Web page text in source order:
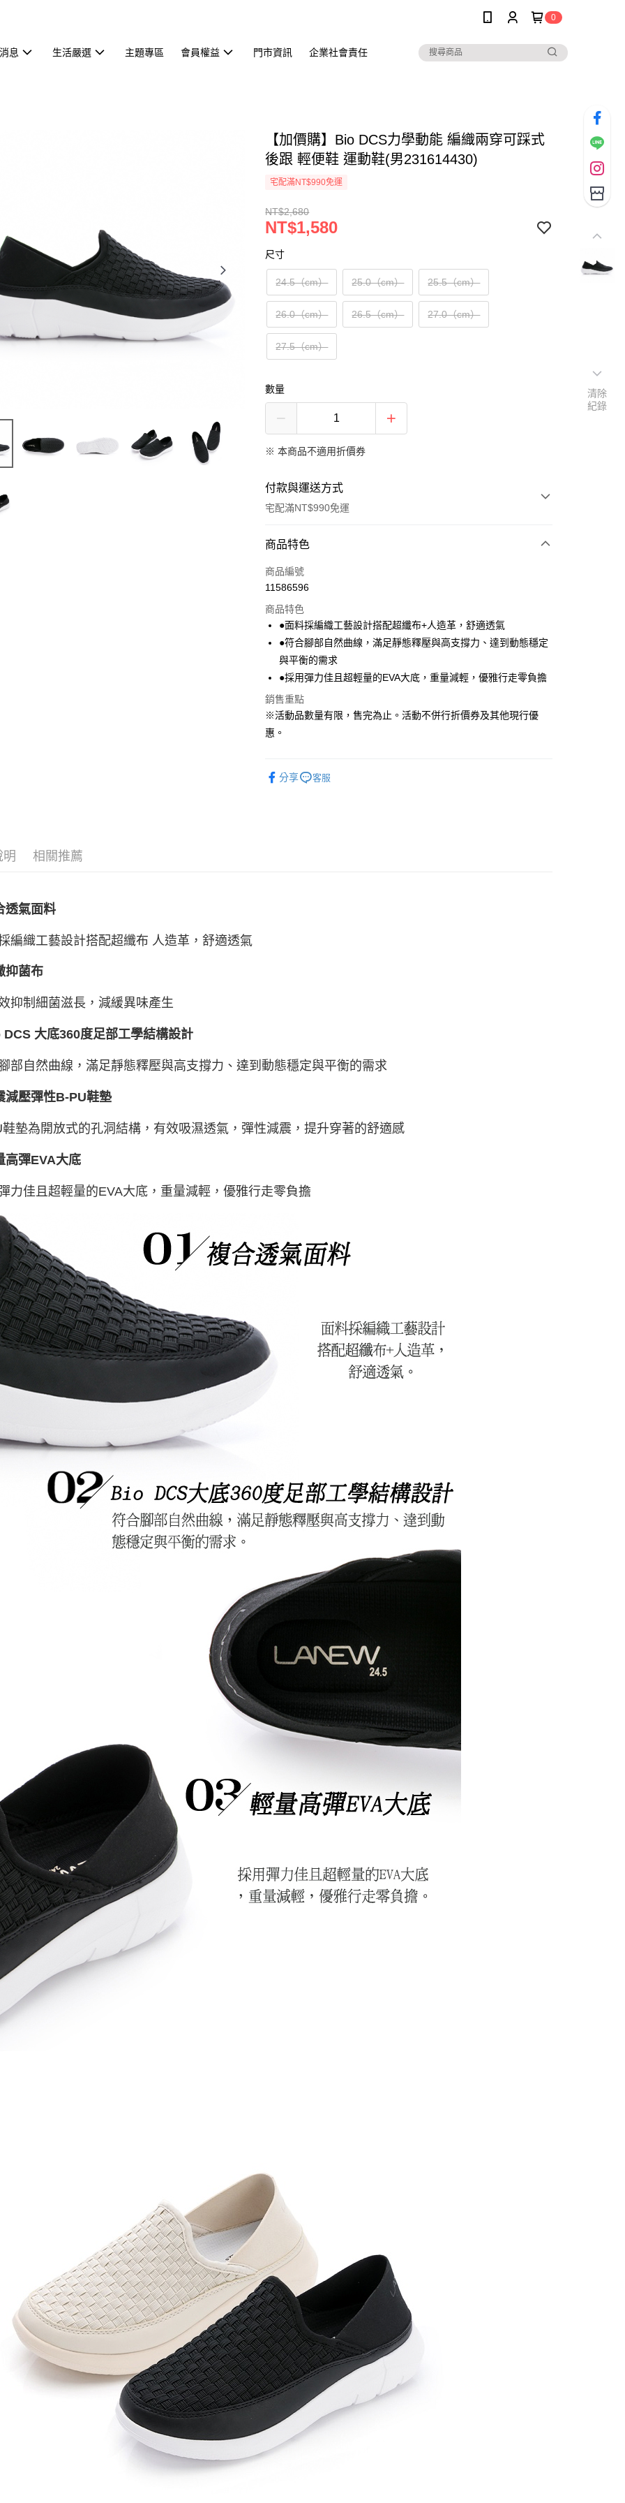
0
息 生活嚴選 主題專區 會員權益 門市資訊 企業社會責任
【加價購】Bio DCS力學動能 編織兩穿可踩式
後跟 輕便鞋 運動鞋(男231614430)
宅配滿NT$990免運
NT$2,680
NT$1,580
尺寸
24.5（cm） 25.0（cm） 25.5（cm）
26.0（cm） 26.5（cm） 27.0（cm）
27.5（cm）
數量
※ 本商品不適用折價券
付款與運送方式
宅配滿NT$990免運
付款方式
信用卡一次付款
Apple Pay
悠遊付
Google Pay
全盈+PAY
運送方式
商品特色
商品編號
11586596
商品特色
●面料採編織工藝設計搭配超纖布+人造革，舒適透氣
●符合腳部自然曲線，滿足靜態釋壓與高支撐力、達到動態穩定
與平衡的需求
●採用彈力佳且超輕量的EVA大底，重量減輕，優雅行走零負擔
銷售重點
※活動品數量有限，售完為止。活動不併行折價券及其他現行優
惠。
分享 客服
明 相關推薦
透氣面料
編織工藝設計搭配超纖布 人造革，舒適透氣
抑菌布
抑制細菌滋長，減緩異味產生
大底360度足部工學結構設計
部自然曲線，滿足靜態釋壓與高支撐力、達到動態穩定與平衡的需求
減壓彈性B-PU鞋墊
鞋墊為開放式的孔洞結構，有效吸濕透氣，彈性減震，提升穿著的舒適感
高彈EVA大底
力佳且超輕量的EVA大底，重量減輕，優雅行走零負擔
清除
紀錄